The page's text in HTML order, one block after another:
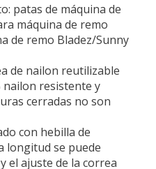
patas de máquina de
máquina de remo
de remo Bladez/Sunny
de nailon reutilizable
nailon resistente y
cerradas no son
con hebilla de
longitud se puede
el ajuste de la correa